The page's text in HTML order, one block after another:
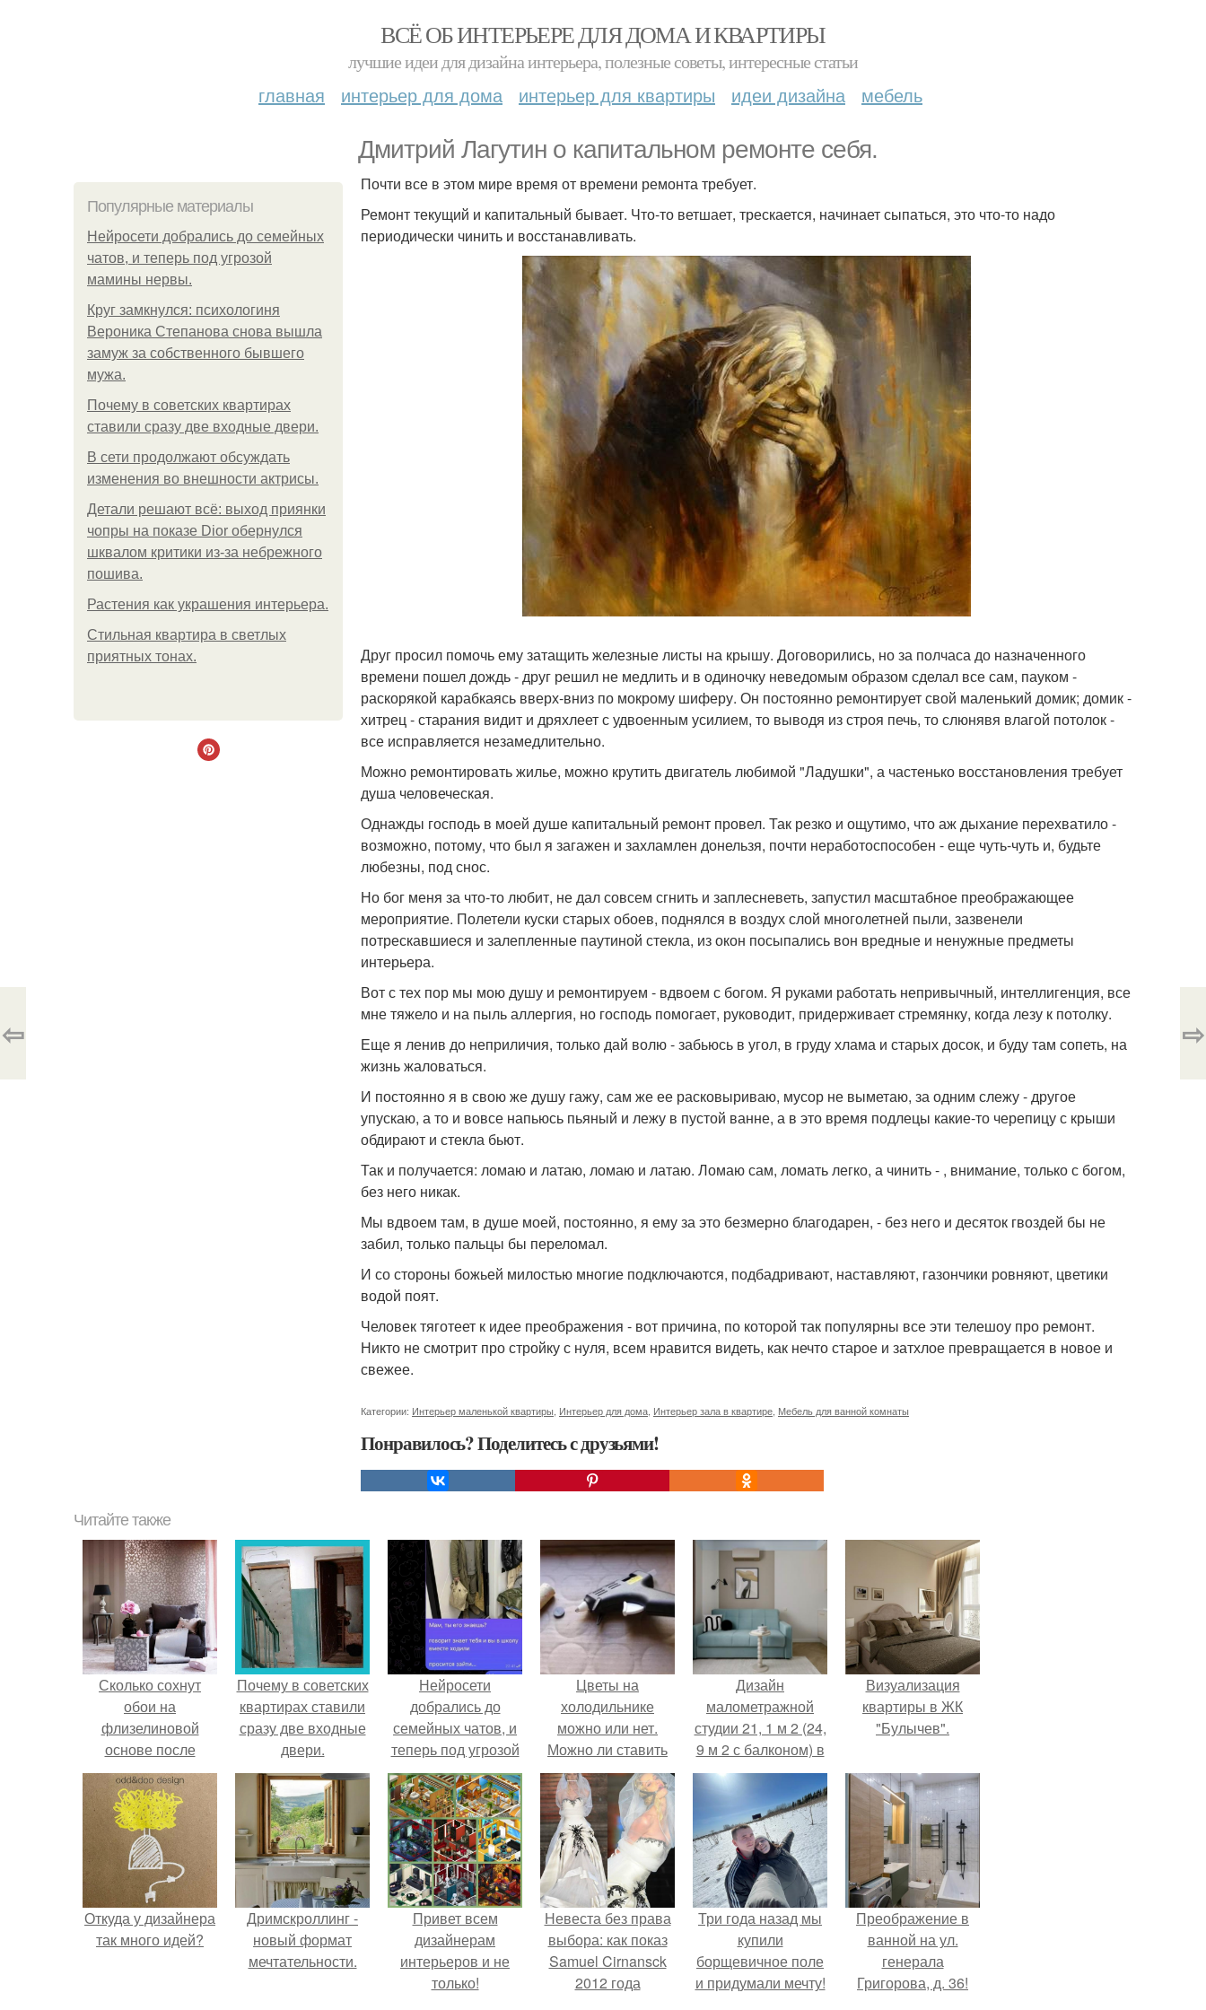
ВСЁ ОБ ИНТЕРЬЕРЕ ДЛЯ ДОМА И КВАРТИРЫ
лучшие идеи для дизайна интерьера, полезные советы, интересные статьи
главная интерьер для дома интерьер для квартиры идеи дизайна мебель
Дмитрий Лагутин о капитальном ремонте себя.
Популярные материалы
Нейросети добрались до семейных
чатов, и теперь под угрозой
мамины нервы.
Круг замкнулся: психологиня
Вероника Степанова снова вышла
замуж за собственного бывшего
мужа.
Почему в советских квартирах
ставили сразу две входные двери.
В сети продолжают обсуждать
изменения во внешности актрисы.
Детали решают всё: выход приянки
чопры на показе Dior обернулся
шквалом критики из-за небрежного
пошива.
Растения как украшения интерьера.
Стильная квартира в светлых
приятных тонах.
Почти все в этом мире время от времени ремонта требует.
Ремонт текущий и капитальный бывает. Что-то ветшает, трескается, начинает сыпаться, это что-то надо
периодически чинить и восстанавливать.
Друг просил помочь ему затащить железные листы на крышу. Договорились, но за полчаса до назначенного
времени пошел дождь - друг решил не медлить и в одиночку неведомым образом сделал все сам, пауком -
раскорякой карабкаясь вверх-вниз по мокрому шиферу. Он постоянно ремонтирует свой маленький домик; домик -
хитрец - старания видит и дряхлеет с удвоенным усилием, то выводя из строя печь, то слюнявя влагой потолок -
все исправляется незамедлительно.
Можно ремонтировать жилье, можно крутить двигатель любимой "Ладушки", а частенько восстановления требует
душа человеческая.
Однажды господь в моей душе капитальный ремонт провел. Так резко и ощутимо, что аж дыхание перехватило -
возможно, потому, что был я загажен и захламлен донельзя, почти неработоспособен - еще чуть-чуть и, будьте
любезны, под снос.
Но бог меня за что-то любит, не дал совсем сгнить и заплесневеть, запустил масштабное преображающее
мероприятие. Полетели куски старых обоев, поднялся в воздух слой многолетней пыли, зазвенели
потрескавшиеся и залепленные паутиной стекла, из окон посыпались вон вредные и ненужные предметы
интерьера.
Вот с тех пор мы мою душу и ремонтируем - вдвоем с богом. Я руками работать непривычный, интеллигенция, все
мне тяжело и на пыль аллергия, но господь помогает, руководит, придерживает стремянку, когда лезу к потолку.
Еще я ленив до неприличия, только дай волю - забьюсь в угол, в груду хлама и старых досок, и буду там сопеть, на
жизнь жаловаться.
И постоянно я в свою же душу гажу, сам же ее расковыриваю, мусор не выметаю, за одним слежу - другое
упускаю, а то и вовсе напьюсь пьяный и лежу в пустой ванне, а в это время подлецы какие-то черепицу с крыши
обдирают и стекла бьют.
Так и получается: ломаю и латаю, ломаю и латаю. Ломаю сам, ломать легко, а чинить - , внимание, только с богом,
без него никак.
Мы вдвоем там, в душе моей, постоянно, я ему за это безмерно благодарен, - без него и десяток гвоздей бы не
забил, только пальцы бы переломал.
И со стороны божьей милостью многие подключаются, подбадривают, наставляют, газончики ровняют, цветики
водой поят.
Человек тяготеет к идее преображения - вот причина, по которой так популярны все эти телешоу про ремонт.
Никто не смотрит про стройку с нуля, всем нравится видеть, как нечто старое и затхлое превращается в новое и
свежее.
Категории: Интерьер маленькой квартиры Интерьер для дома Интерьер зала в квартире Мебель для ванной комнаты
Понравилось? Поделитесь с друзьями!
⇦ ⇨
Читайте также
Сколько сохнут
обои на
флизелиновой
основе после
поклейки. Когда
высохнет клей?
Почему в советских
квартирах ставили
сразу две входные
двери.
Нейросети
добрались до
семейных чатов, и
теперь под угрозой
мамины нервы.
Цветы на
холодильнике
можно или нет.
Можно ли ставить
цветы на
холодильник?
Дизайн
малометражной
студии 21, 1 м 2 (24,
9 м 2 с балконом) в
Краснодаре.
Визуализация
квартиры в ЖК
"Булычев".
Откуда у дизайнера
так много идей?
Дримскроллинг -
новый формат
мечтательности.
Привет всем
дизайнерам
интерьеров и не
только!
Невеста без права
выбора: как показ
Samuel Cirnansck
2012 года
Три года назад мы
купили
борщевичное поле
и придумали мечту!
Преображение в
ванной на ул.
генерала
Григорова, д. 36!